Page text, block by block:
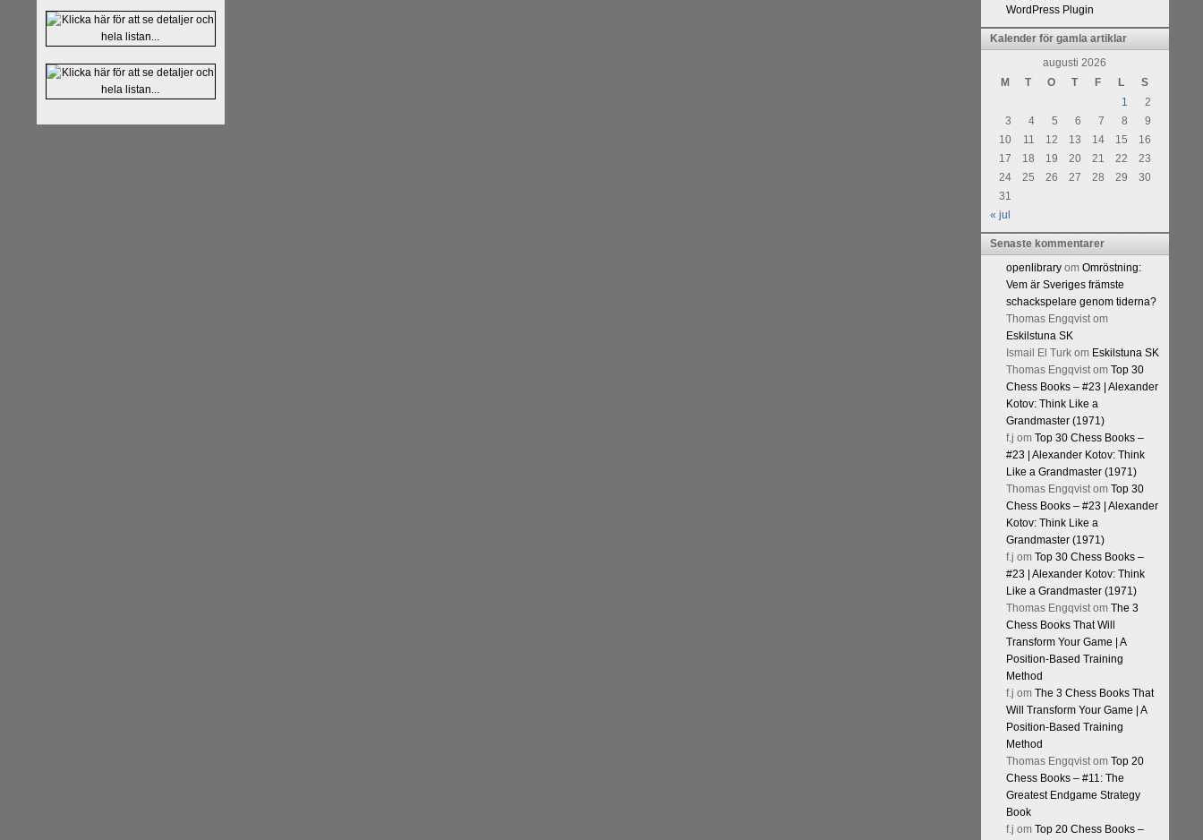
WordPress Plugin
Kalender för gamla artiklar
augusti 2026
M
T O T F L
S
1
2
3
4 5 6 7 8
9
10
11 12 13 14 15
16
17
18 19 20 21 22
23
24
25 26 27 28 29
30
31
« jul
Senaste kommentarer
openlibraryom Omröstning:
Vem är Sveriges främste
schackspelare genom tiderna?
Thomas Engqvistom
Eskilstuna SK
Ismail El Turkom Eskilstuna SK
Thomas Engqvistom Top 30
Chess Books – #23 | Alexander
Kotov: Think Like a
Grandmaster (1971)
f.j om Top 30 Chess Books –
#23 | Alexander Kotov: Think
Like a Grandmaster (1971)
Thomas Engqvistom Top 30
Chess Books – #23 | Alexander
Kotov: Think Like a
Grandmaster (1971)
f.j om Top 30 Chess Books –
#23 | Alexander Kotov: Think
Like a Grandmaster (1971)
Thomas Engqvistom The 3
Chess Books That Will
Transform Your Game | A
Position-Based Training
Method
f.j om The 3 Chess Books That
Will Transform Your Game | A
Position-Based Training
Method
Thomas Engqvistom Top 20
Chess Books – #11: The
Greatest Endgame Strategy
Book
f.j om Top 20 Chess Books –